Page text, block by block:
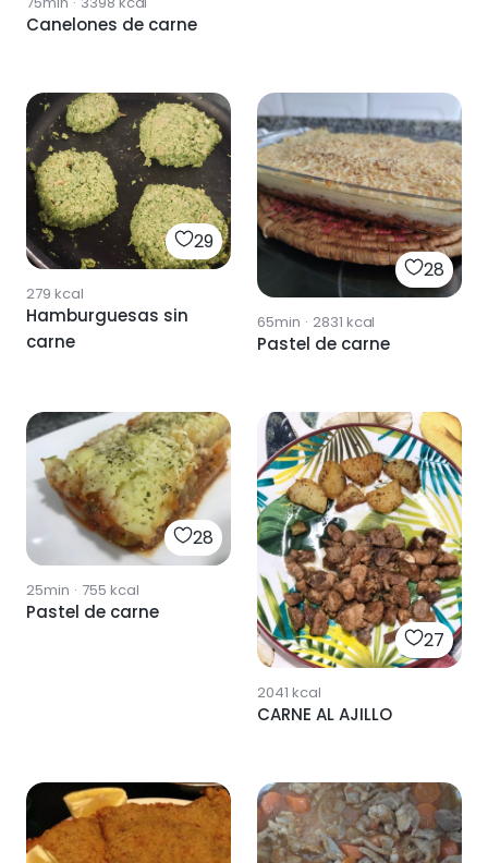
Canelones de carne
29
279 kcal
Hamburguesas sin
carne
28
65min · 2831 kcal
Pastel de carne
28
25min · 755 kcal
Pastel de carne
27
2041 kcal
CARNE AL AJILLO